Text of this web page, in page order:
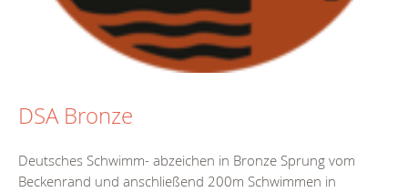
DSA Bronze
Deutsches Schwimm- abzeichen in Bronze Sprung vom
Beckenrand und anschließend 200m Schwimmen in